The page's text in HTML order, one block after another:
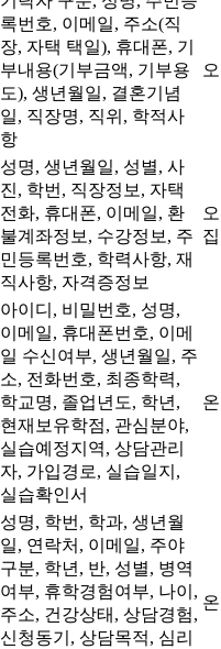
록번호, 이메일, 주소(직
장, 자택 택일), 휴대폰, 기
부내용(기부금액, 기부용
도), 생년월일, 결혼기념
일, 직장명, 직위, 학적사
항
성명, 생년월일, 성별, 사
진, 학번, 직장정보, 자택
전화, 휴대폰, 이메일, 환
불계좌정보, 수강정보, 주
민등록번호, 학력사항, 재
직사항, 자격증정보
집
아이디, 비밀번호, 성명,
이메일, 휴대폰번호, 이메
일 수신여부, 생년월일, 주
소, 전화번호, 최종학력,
학교명, 졸업년도, 학년,
현재보유학점, 관심분야,
실습예정지역, 상담관리
자, 가입경로, 실습일지,
실습확인서
성명, 학번, 학과, 생년월
일, 연락처, 이메일, 주야
구분, 학년, 반, 성별, 병역
여부, 휴학경험여부, 나이,
주소, 건강상태, 상담경험,
신청동기, 상담목적, 심리